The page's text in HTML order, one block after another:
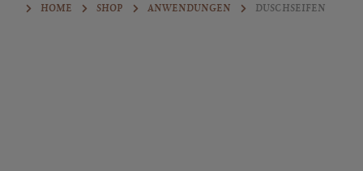
HOME SHOP ANWENDUNGEN DUSCHSEIFEN